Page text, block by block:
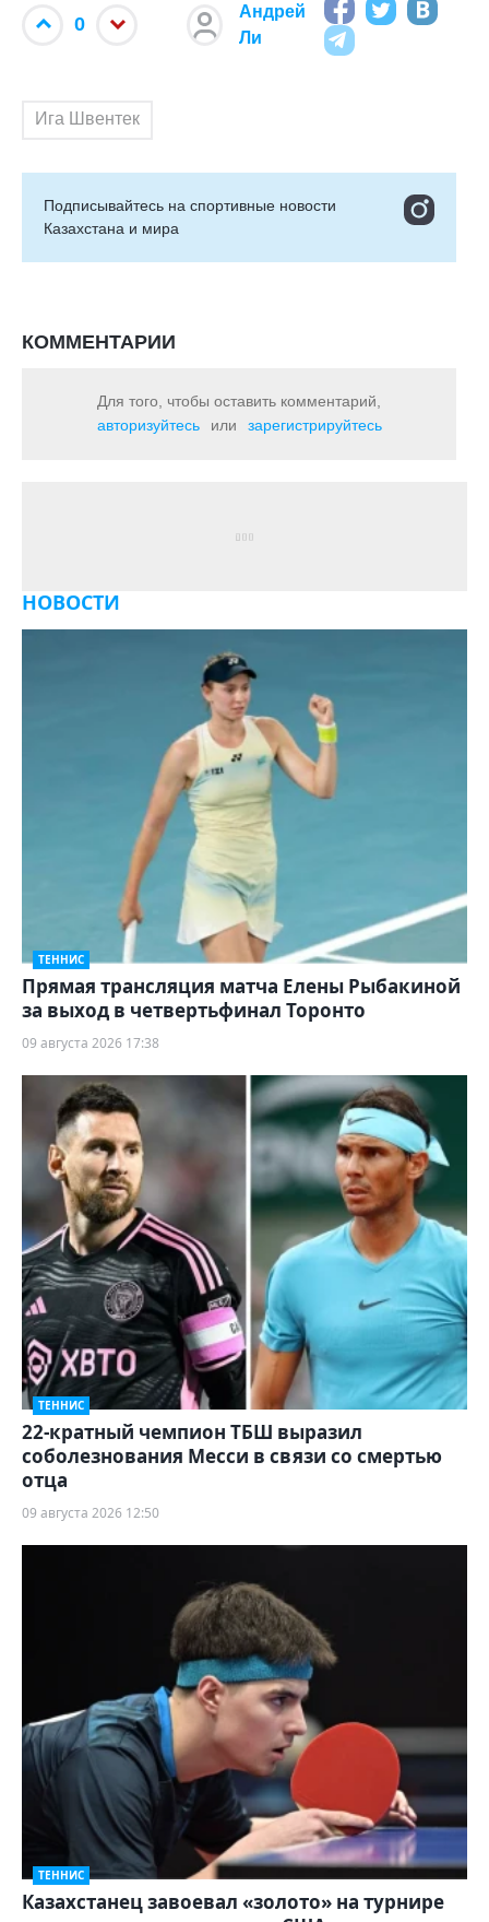
0
Андрей
Ли
Ига Швентек
Подписывайтесь на cпортивные новости
Казахстана и мира
КОММЕНТАРИИ
Для того, чтобы оставить комментарий,
авторизуйтесь
или зарегистрируйтесь
НОВОСТИ
ТЕННИС
Прямая трансляция матча Елены Рыбакиной
за выход в четвертьфинал Торонто
09 августа 2026 17:38
ТЕННИС
22-кратный чемпион ТБШ выразил
соболезнования Месси в связи со смертью
отца
09 августа 2026 12:50
ТЕННИС
Казахстанец завоевал «золото» на турнире